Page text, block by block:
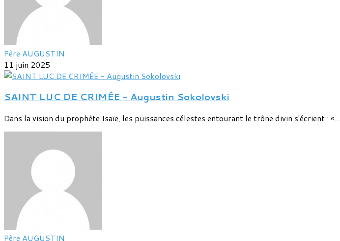
Père AUGUSTIN
11 juin 2025
SAINT LUC DE CRIMÉE - Augustin Sokolovski
Dans la vision du prophète Isaïe, les puissances célestes entourant le trône divin s'écrient : «...
Père AUGUSTIN